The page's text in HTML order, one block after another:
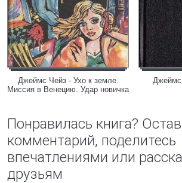
Джеймс Чейз - Ухо к земле.
Миссия в Венецию. Удар новичка
Джеймс
Понравилась книга?
комментарий, поделитесь
впечатлениями или
друзьям